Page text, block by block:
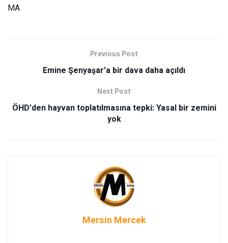
MA
Previous Post
Emine Şenyaşar’a bir dava daha açıldı
Next Post
ÖHD’den hayvan toplatılmasına tepki: Yasal bir zemini
yok
Mersin Mercek